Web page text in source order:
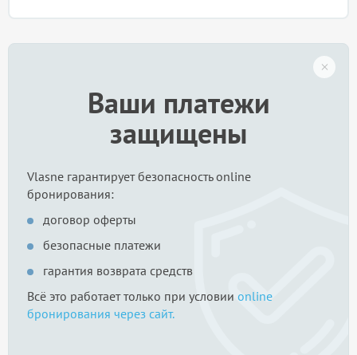
Ваши платежи
защищены
Vlasne гарантирует безопасность online
бронирования:
договор оферты
безопасные платежи
гарантия возврата средств
Всё это работает только при условии online
бронирования через сайт.